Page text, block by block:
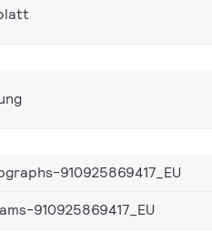
910925869417_EU
910925869417_EU